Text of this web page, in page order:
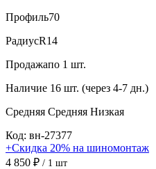
Профиль70
РадиусR14
Продажапо 1 шт.
Наличие 16 шт. (через 4-7 дн.)
Средняя Средняя Низкая
Код: вн-27377
+Скидка 20% на шиномонтаж
4 850 ₽ / 1 шт